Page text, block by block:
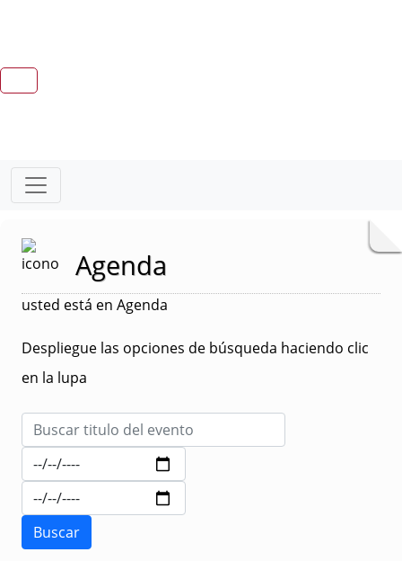
Agenda
usted está en Agenda
Despliegue las opciones de búsqueda haciendo clic
en la lupa